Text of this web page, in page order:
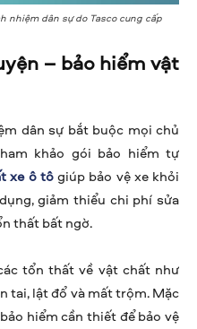
nhiệm dân sự do Tasco cung cấp
– bảo hiểm vật
dân sự bắt buộc mọi chủ
khảo gói bảo hiểm tự
xe ô tôgiúp bảo vệ xe khỏi
giảm thiểu chi phí sửa
thất bất ngờ.
tổn thất về vật chất như
tai, lật đổ và mất trộm. Mặc
hiểm cần thiết để bảo vệ